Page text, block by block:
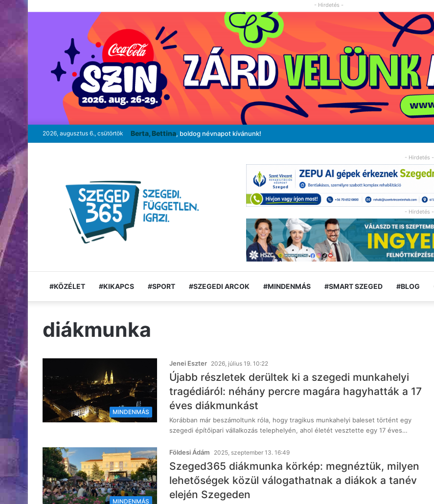
- Hirdetés -
2026, augusztus 6., csütörtök Berta, Bettina, boldog névnapot kívánunk!
- Hirdetés -
- Hirdetés -
#KÖZÉLET #KIKAPCS #SPORT #SZEGEDI ARCOK #MINDENMÁS #SMART SZEGED #BLOG
diákmunka
MINDENMÁS
Jenei Eszter 2026, július 19. 10:22
Újabb részletek derültek ki a szegedi munkahelyi
tragédiáról: néhány percre magára hagyhatták a 17
éves diákmunkást
Korábban már beszámoltunk róla, hogy tragikus munkahelyi baleset történt egy
szegedi építőipari vállalkozás telephelyén, ahol életét vesztette egy 17 éves…
MINDENMÁS
Földesi Ádám 2025, szeptember 13. 16:49
Szeged365 diákmunka körkép: megnéztük, milyen
lehetőségek közül válogathatnak a diákok a tanév
elején Szegeden